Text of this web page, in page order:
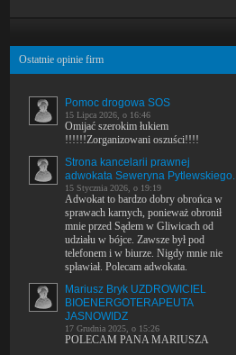
Ostatnie opinie firm
Pomoc drogowa SOS
15 Lipca 2026, o 16:46
Omijać szerokim łukiem
!!!!!!Zorganizowani oszuści!!!!
Strona kancelarii prawnej
adwokata Seweryna Pytlewskiego.
15 Stycznia 2026, o 19:19
Adwokat to bardzo dobry obrońca w
sprawach karnych, ponieważ obronił
mnie przed Sądem w Gliwicach od
udziału w bójce. Zawsze był pod
telefonem i w biurze. Nigdy mnie nie
spławiał. Polecam adwokata.
Mariusz Bryk UZDROWICIEL
BIOENERGOTERAPEUTA
JASNOWIDZ
17 Grudnia 2025, o 15:26
POLECAM PANA MARIUSZA